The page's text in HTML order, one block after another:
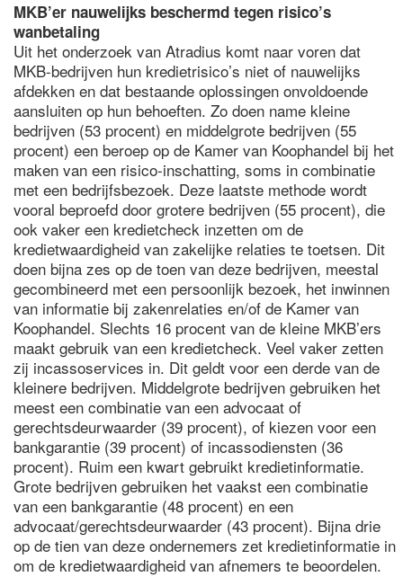
MKB’er nauwelijks beschermd tegen risico’s
wanbetaling
Uit het onderzoek van Atradius komt naar voren dat
MKB-bedrijven hun kredietrisico’s niet of nauwelijks
afdekken en dat bestaande oplossingen onvoldoende
aansluiten op hun behoeften. Zo doen name kleine
bedrijven (53 procent) en middelgrote bedrijven (55
procent) een beroep op de Kamer van Koophandel bij het
maken van een risico-inschatting, soms in combinatie
met een bedrijfsbezoek. Deze laatste methode wordt
vooral beproefd door grotere bedrijven (55 procent), die
ook vaker een kredietcheck inzetten om de
kredietwaardigheid van zakelijke relaties te toetsen. Dit
doen bijna zes op de toen van deze bedrijven, meestal
gecombineerd met een persoonlijk bezoek, het inwinnen
van informatie bij zakenrelaties en/of de Kamer van
Koophandel. Slechts 16 procent van de kleine MKB’ers
maakt gebruik van een kredietcheck. Veel vaker zetten
zij incassoservices in. Dit geldt voor een derde van de
kleinere bedrijven. Middelgrote bedrijven gebruiken het
meest een combinatie van een advocaat of
gerechtsdeurwaarder (39 procent), of kiezen voor een
bankgarantie (39 procent) of incassodiensten (36
procent). Ruim een kwart gebruikt kredietinformatie.
Grote bedrijven gebruiken het vaakst een combinatie
van een bankgarantie (48 procent) en een
advocaat/gerechtsdeurwaarder (43 procent). Bijna drie
op de tien van deze ondernemers zet kredietinformatie in
om de kredietwaardigheid van afnemers te beoordelen.